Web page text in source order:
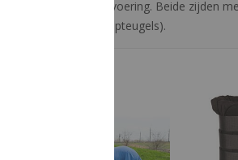
met rundlederen voering. Beide zijden
op buikflap (voor hulpteugels).